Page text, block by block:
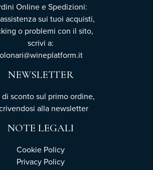
Online e Spedizioni:
sui tuoi acquisti,
o problemi con il sito,
scrivi a:
NEWSLETTER
di sconto sul primo ordine,
alla newsletter
NOTE LEGALI
Cookie Policy
Privacy Policy